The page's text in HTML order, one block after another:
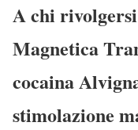
A chi
Magnetica
cocaina
stimolazione